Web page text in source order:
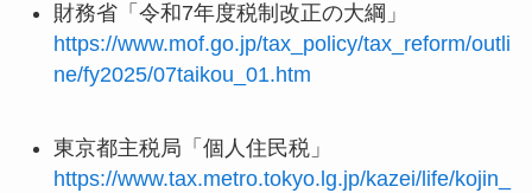
財務省「令和7年度税制改正の大綱」
https://www.mof.go.jp/tax_policy/tax_reform/outli
ne/fy2025/07taikou_01.htm
東京都主税局「個人住民税」
https://www.tax.metro.tokyo.lg.jp/kazei/life/kojin_